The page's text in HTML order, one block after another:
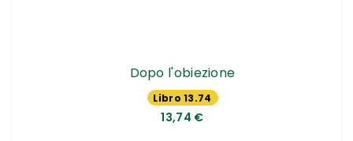
Dopo l'obiezione
Libro 13.74
€
13,74 €